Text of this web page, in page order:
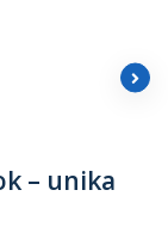
– unika